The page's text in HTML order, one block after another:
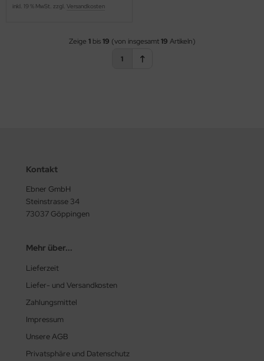
inkl. 19 % MwSt. zzgl. Versandkosten
Zeige 1bis19 (von insgesamt19 Artikeln)
1
Kontakt
Ebner GmbH
Steinstrasse 34
73037 Göppingen
Mehr über...
Lieferzeit
Liefer- und Versandkosten
Zahlungsmittel
Impressum
Unsere AGB
Privatsphäre und Datenschutz